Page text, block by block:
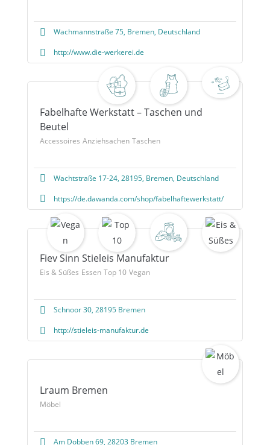
Wachmannstraße 75, Bremen, Deutschland
http://www.die-werkerei.de
Fabelhafte Werkstatt – Taschen und
Beutel
Accessoires Anziehsachen Taschen
Wachtstraße 17-24, 28195, Bremen, Deutschland
https://de.dawanda.com/shop/fabelhaftewerkstatt/
Fiev Sinn Stieleis Manufaktur
Eis & Süßes Essen Top 10 Vegan
Schnoor 30, 28195 Bremen
http://stieleis-manufaktur.de
Lraum Bremen
Möbel
Am Dobben 69, 28203 Bremen